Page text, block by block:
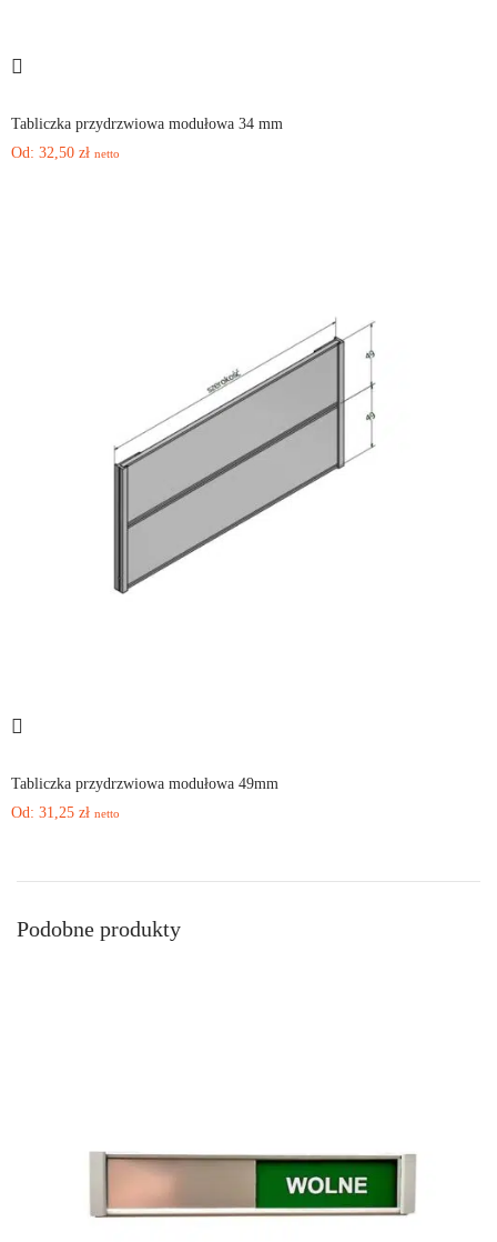
Tabliczka przydrzwiowa modułowa 34 mm
Od: 32,50 zł netto
Tabliczka przydrzwiowa modułowa 49mm
Od: 31,25 zł netto
Podobne produkty